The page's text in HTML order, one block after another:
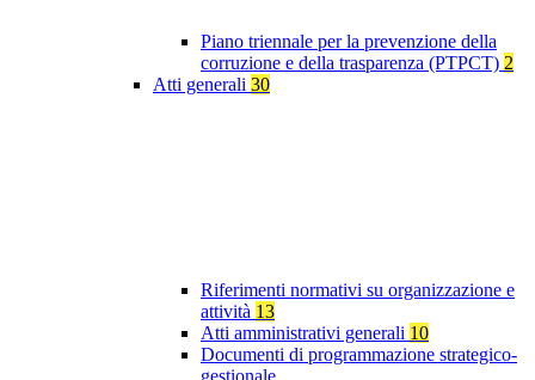
Piano triennale per la prevenzione della
corruzione e della trasparenza (PTPCT) 2
Atti generali 30
Riferimenti normativi su organizzazione e
attività 13
Atti amministrativi generali 10
Documenti di programmazione strategico-